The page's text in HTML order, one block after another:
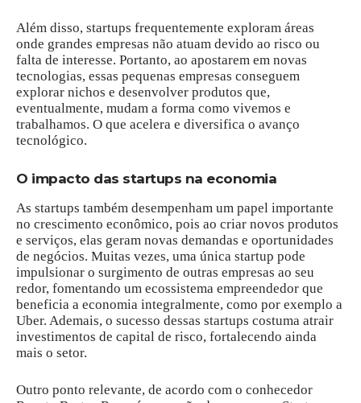
Além disso, startups frequentemente exploram áreas
onde grandes empresas não atuam devido ao risco ou
falta de interesse. Portanto, ao apostarem em novas
tecnologias, essas pequenas empresas conseguem
explorar nichos e desenvolver produtos que,
eventualmente, mudam a forma como vivemos e
trabalhamos. O que acelera e diversifica o avanço
tecnológico.
O impacto das startups na economia
As startups também desempenham um papel importante
no crescimento econômico, pois ao criar novos produtos
e serviços, elas geram novas demandas e oportunidades
de negócios. Muitas vezes, uma única startup pode
impulsionar o surgimento de outras empresas ao seu
redor, fomentando um ecossistema empreendedor que
beneficia a economia integralmente, como por exemplo a
Uber. Ademais, o sucesso dessas startups costuma atrair
investimentos de capital de risco, fortalecendo ainda
mais o setor.
Outro ponto relevante, de acordo com o conhecedor